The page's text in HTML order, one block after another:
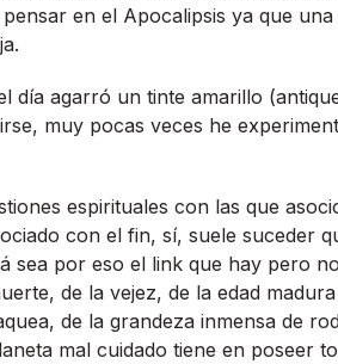
en el Apocalipsis ya que
dí­a agarró un tinte amarillo
muy pocas veces he
espirituales con las que
con el fin, sí­, suele suceder
sea por eso el link que hay pero
de la vejez, de la edad
de la grandeza inmensa de
mal cuidado tiene en poseer